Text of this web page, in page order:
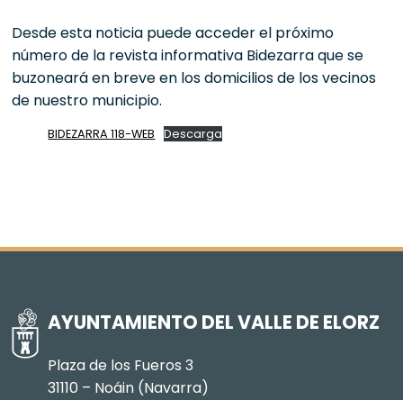
Desde esta noticia puede acceder el próximo
número de la revista informativa Bidezarra que se
buzoneará en breve en los domicilios de los vecinos
de nuestro municipio.
BIDEZARRA 118-WEB Descarga
AYUNTAMIENTO DEL VALLE DE ELORZ
Plaza de los Fueros 3
31110 – Noáin (Navarra)